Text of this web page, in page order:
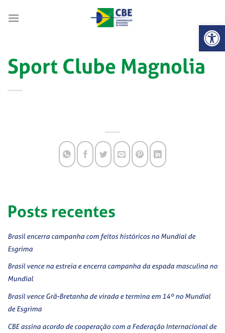
Abrir
Sport Clube Magnolia
Posts recentes
Brasil encerra campanha com feitos históricos no Mundial de
Esgrima
Brasil vence na estreia e encerra campanha da espada masculina no
Mundial
Brasil vence Grã-Bretanha de virada e termina em 14º no Mundial
de Esgrima
CBE assina acordo de cooperação com a Federação Internacional de